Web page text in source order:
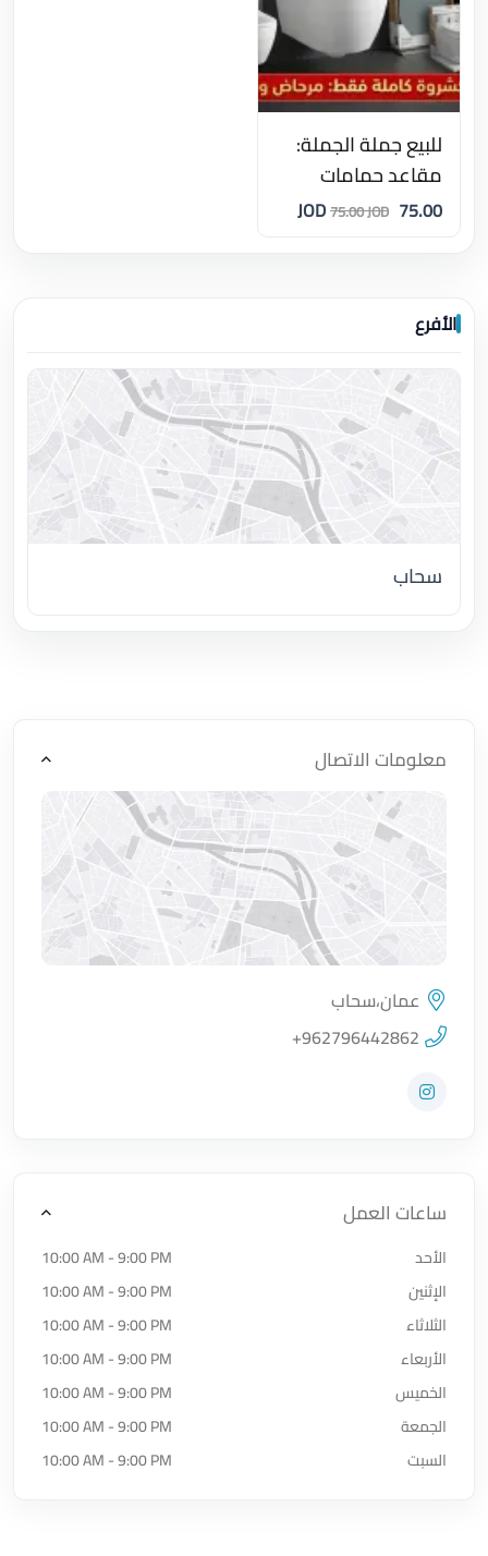
للبيع جملة الجملة:
مقاعد حمامات
معلقة ماركات
75.00 JOD
75.00 JOD
الأفرع
سحاب
معلومات الاتصال
اضغط لتحميل الموقع
عمان،سحاب
+962796442862
زيارة حساب المتجر على Instagram
ساعات العمل
الأحد
10:00 AM - 9:00 PM
الإثنين
10:00 AM - 9:00 PM
الثلاثاء
10:00 AM - 9:00 PM
الأربعاء
10:00 AM - 9:00 PM
الخميس
10:00 AM - 9:00 PM
الجمعة
10:00 AM - 9:00 PM
السبت
10:00 AM - 9:00 PM